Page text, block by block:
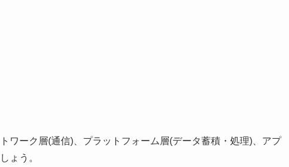
ワーク層(通信)、プラットフォーム層(データ蓄積・処理)、アプ
ょう。